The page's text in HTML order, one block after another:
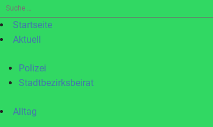
Suche
nach:Startseite
Aktuell
Polizei
Stadtbezirksbeirat
Alltag